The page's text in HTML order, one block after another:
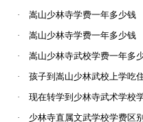
教学
·
嵩山少林寺学费一年多少钱
·
嵩山少林寺学费一年多少钱
·
嵩山少林寺武校学费一年多
校·
孩子到嵩山少林武校上学吃
·
现在转学到少林寺武术学校
·
少林寺直属文武学校学费区